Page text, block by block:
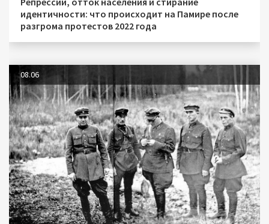
идентичности: что происходит на Памире после
разгрома протестов 2022 года
08.06